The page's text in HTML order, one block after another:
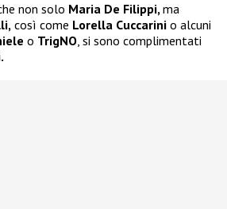
non solo Maria De Filippi,ma
così come Lorella Cuccarini o alcuni
o TrigNO, si sono complimentati